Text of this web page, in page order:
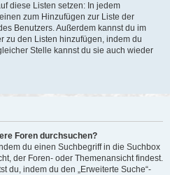
diese Listen setzen: In jedem
zum Hinzufügen zur Liste der
Benutzers. Außerdem kannst du im
zu den Listen hinzufügen, indem du
Stelle kannst du sie auch wieder
Foren durchsuchen?
du einen Suchbegriff in die Suchbox
der Foren- oder Themenansicht findest.
du, indem du den „Erweiterte Suche“-